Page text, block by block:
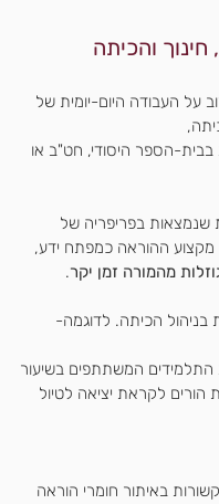
והכיתה
על העבודה היום-יומית של
הספר היסודי, חט"ב או
שנמצאות בפריפריה של
ההוראה כמפתח ידע,
מהמורה זמן יקר.
התלמידים המשתתפים בשיעור
הורים לקראת יציאה לטיול
באיתור חומרי הוראה